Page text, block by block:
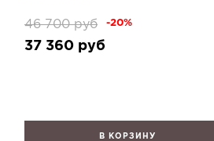
46 700 руб -20%
37 360 руб
В КОРЗИНУ